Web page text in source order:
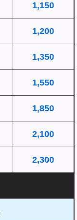
1,150
1,200
1,350
1,550
1,850
2,100
2,300